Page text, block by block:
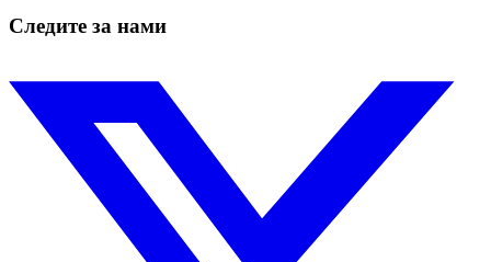
Следите за нами